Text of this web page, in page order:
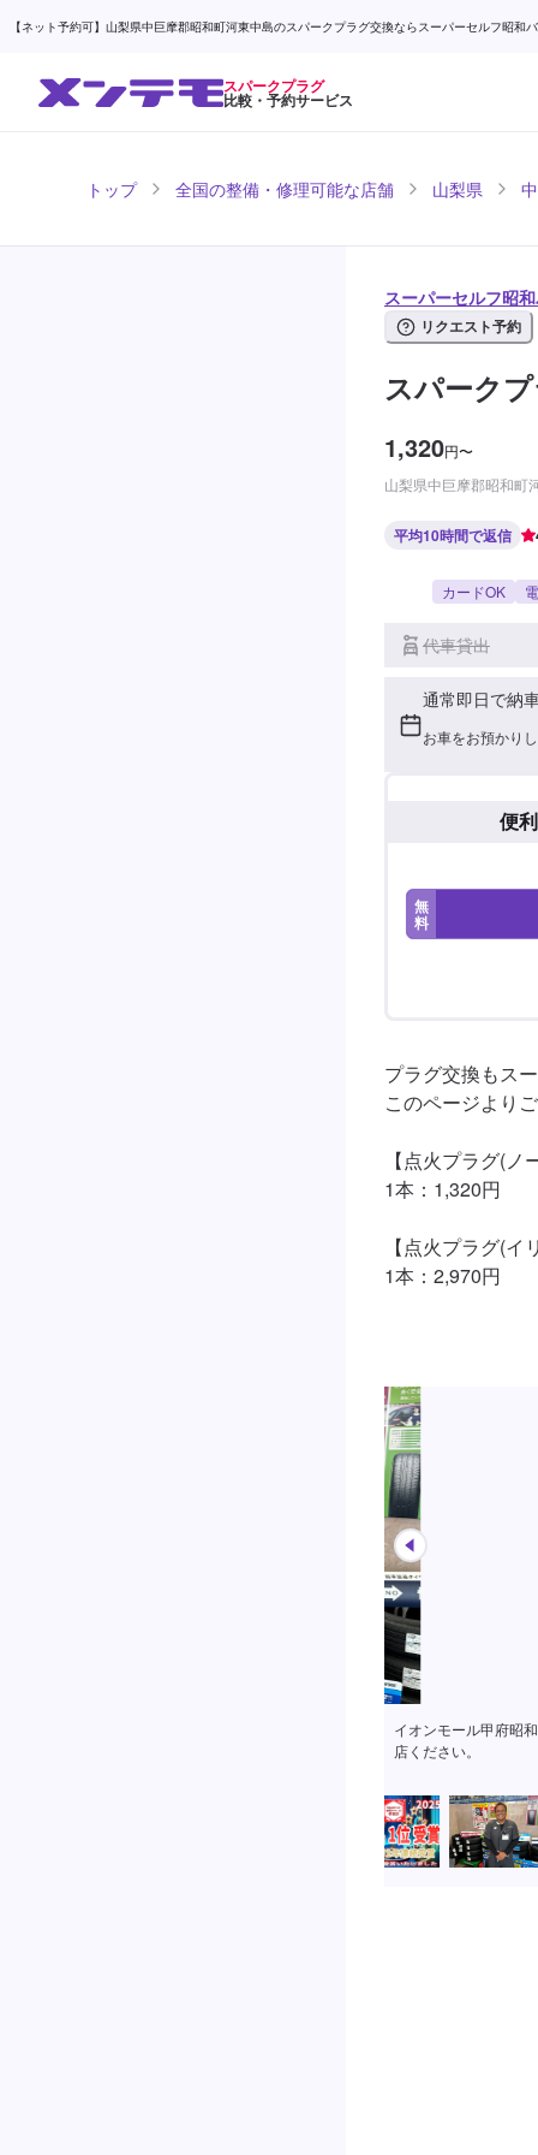
【ネット予約可】山梨県中巨摩郡昭和町河東中島のスパークプラグ交換ならスーパーセルフ昭和
スパークプラグ
比較・予約サービス
トップ 全国の整備・修理可能な店舗 山梨県
スーパーセルフ昭
リクエスト予約
スパーク
1,320円〜
山梨県中巨摩郡昭和町
平均10時間で返信
カードOK
代車貸出
通常即日で納
お車をお預かり
便
無
料
プラグ交換もス
このページより
【点火プラグ(ノ
1本：1,320円
【点火プラグ(イ
1本：2,970円
イオンモール甲府昭
店ください。